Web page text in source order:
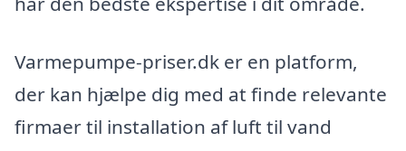
Varmepumpe-priser.dk er en platform,
der kan hjælpe dig med at finde relevante
firmaer til installation af luft til vand